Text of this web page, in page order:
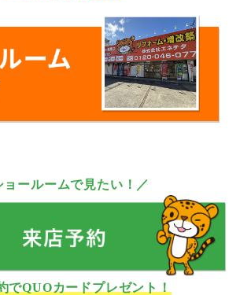
ョールームで見たい！／
でQUOカードプレゼント！